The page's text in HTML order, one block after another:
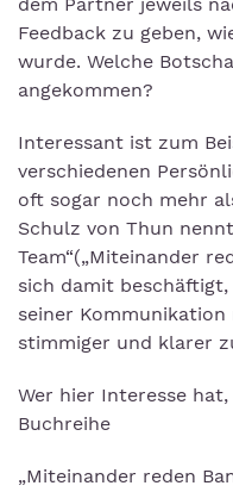
Feedback zu geben,
wurde. Welche
angekommen?
Interessant ist zum
verschiedenen
oft sogar noch mehr
Schulz von Thun
Team“(„Miteinander
sich damit
seiner
stimmiger und klarer
Wer hier Interesse
Buchreihe
„Miteinander reden